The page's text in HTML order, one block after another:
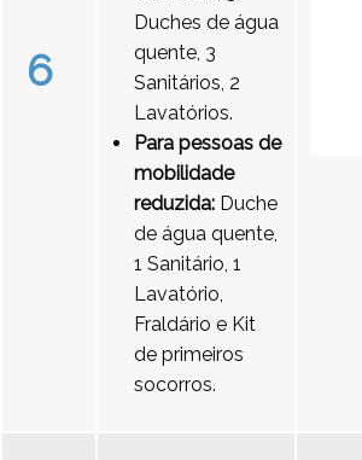
6
Duches de água
quente, 3
Sanitários, 2
Lavatórios.
Para pessoas de
mobilidade
reduzida: Duche
de água quente,
1 Sanitário, 1
Lavatório,
Fraldário e Kit
de primeiros
socorros.